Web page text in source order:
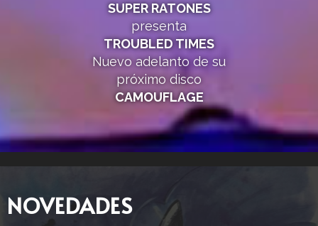
SUPER RATONES
presenta
TROUBLED TIMES
Nuevo adelanto de su
próximo disco
CAMOUFLAGE
NOVEDADES